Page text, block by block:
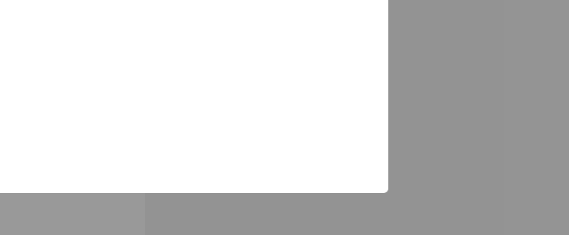
Ook
beheerde
Dit
bestellingen
die